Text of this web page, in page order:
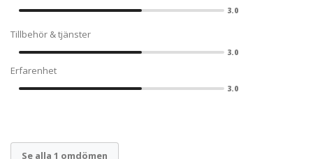
3.0
Tillbehör & tjänster
3.0
Erfarenhet
3.0
Se alla 1 omdömen